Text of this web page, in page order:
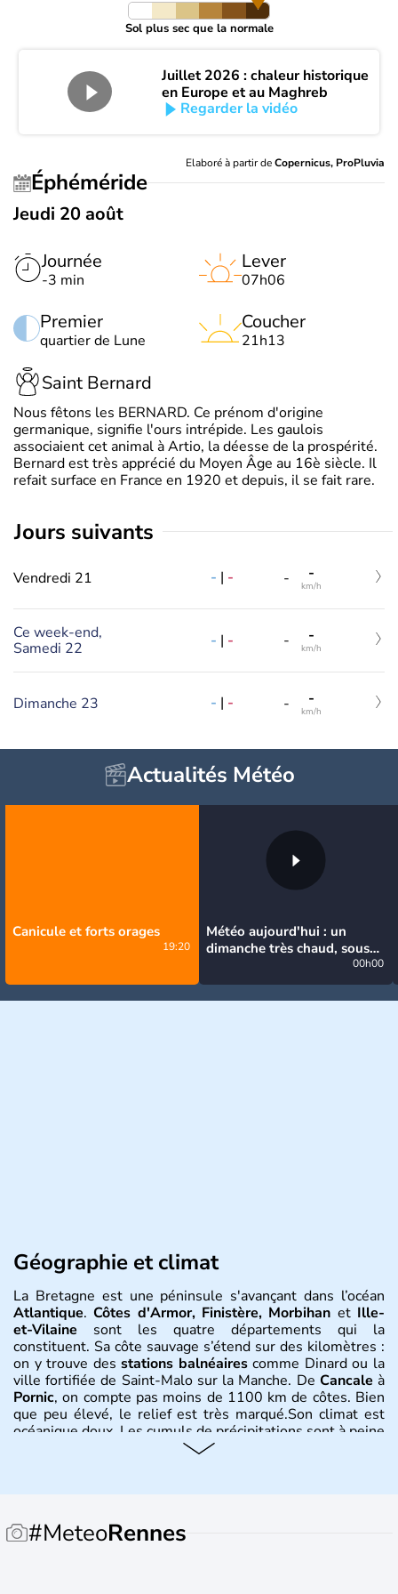
Sol plus sec que la normale
Juillet 2026 : chaleur historique
en Europe et au Maghreb
Regarder la vidéo
Elaboré à partir deCopernicus, ProPluvia
Éphéméride
Jeudi 20 août
Journée
-3 min
Premier
quartier de Lune
Lever
07h06
Coucher
21h13
Saint Bernard
Nous fêtons les BERNARD. Ce prénom d'origine
germanique, signifie l'ours intrépide. Les gaulois
associaient cet animal à Artio, la déesse de la prospérité.
Bernard est très apprécié du Moyen Âge au 16è siècle. Il
refait surface en France en 1920 et depuis, il se fait rare.
jours suivants
Vendredi 21 - | - - -
km/h
Ce week-end,
Samedi 22
- | - - -
km/h
Dimanche 23 - | - - -
km/h
Actualités Météo
Canicule et forts orages
19:20
Météo aujourd'hui : un
dimanche très chaud, sous
orages
00h00
Géographie et climat
La Bretagne est une péninsule s'avançant dans l’océan
Atlantique.Côtes d'Armor, Finistère, Morbihan et Ille-
et-Vilaine sont les quatre départements qui la
constituent. Sa côte sauvage s’étend sur des kilomètres :
on y trouve desstations balnéairescomme Dinard ou la
ville fortifiée de Saint-Malo sur la Manche. De Cancale à
Pornic, on compte pas moins de 1100 km de côtes. Bien
que peu élevé, le relief est très marqué.Son climat est
océanique doux. Les cumuls de précipitations sont à peine
plus élevés que la moyenne française. Les
Histoire et administration
#MeteoRennes